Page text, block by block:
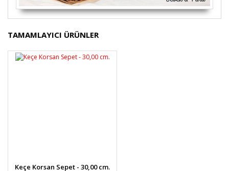
Bu ürünün fiyat bilgisi, resim, ürün açıklamalarında ve
diğer konularda yetersiz gördüğünüz noktaları öneri
formunu kullanarak tarafımıza iletebilirsiniz.
Görüş ve önerileriniz için teşekkür ederiz.
TAMAMLAYICI ÜRÜNLER
Keçe Korsan Sepet - 30,00 cm.